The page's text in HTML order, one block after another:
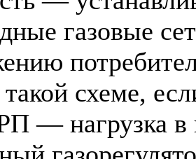
газовые
схеме,
— нагрузка в